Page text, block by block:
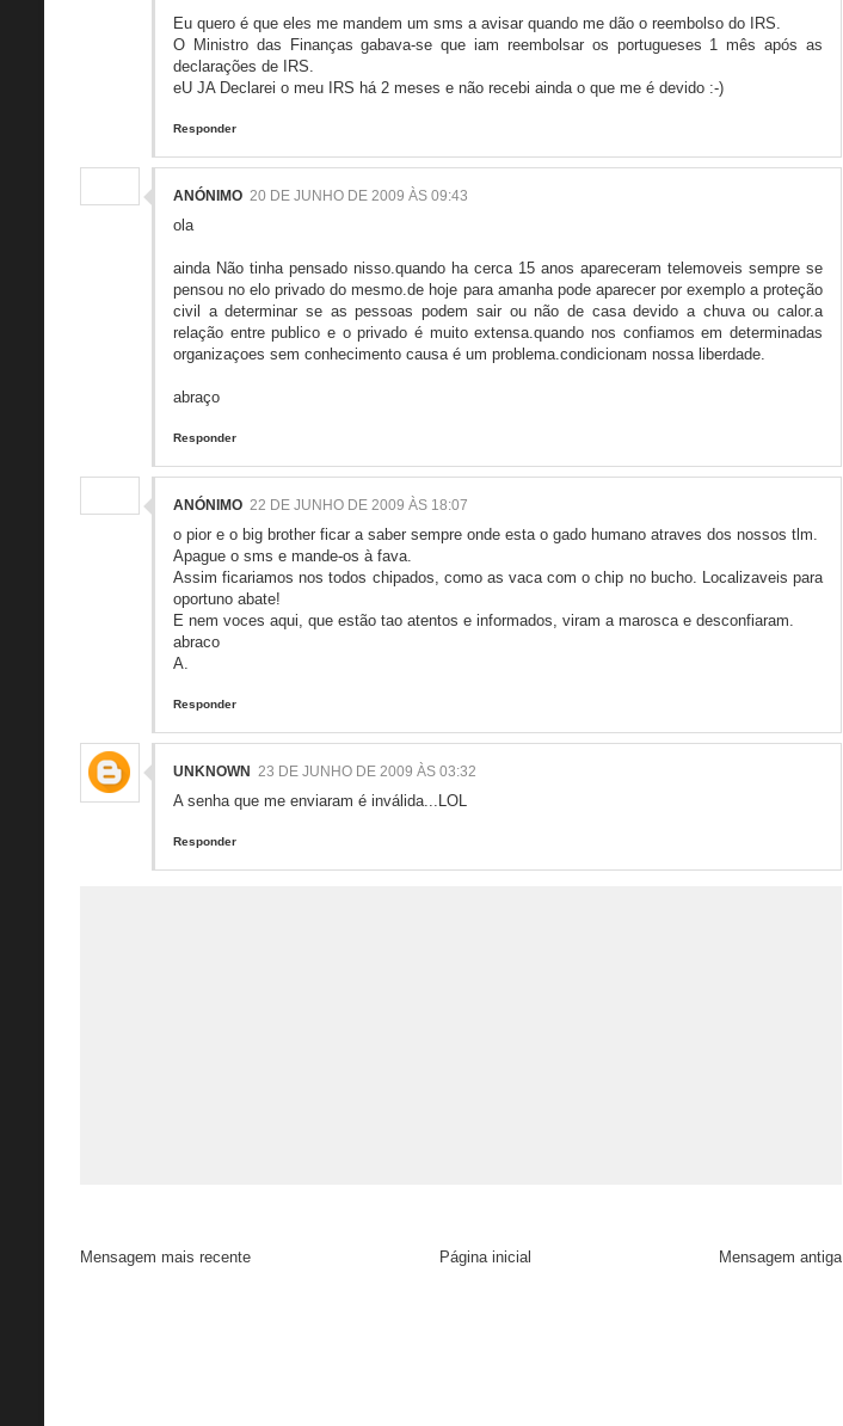
Eu quero é que eles me mandem um sms a avisar quando me dão o reembolso do IRS.
O Ministro das Finanças gabava-se que iam reembolsar os portugueses 1 mês após as
declarações de IRS.
eU JA Declarei o meu IRS há 2 meses e não recebi ainda o que me é devido :-)
Responder
ANÓNIMO 20 DE JUNHO DE 2009 ÀS 09:43
ola
ainda Não tinha pensado nisso.quando ha cerca 15 anos apareceram telemoveis sempre se
pensou no elo privado do mesmo.de hoje para amanha pode aparecer por exemplo a proteção
civil a determinar se as pessoas podem sair ou não de casa devido a chuva ou calor.a
relação entre publico e o privado é muito extensa.quando nos confiamos em determinadas
organizaçoes sem conhecimento causa é um problema.condicionam nossa liberdade.
abraço
Responder
ANÓNIMO 22 DE JUNHO DE 2009 ÀS 18:07
o pior e o big brother ficar a saber sempre onde esta o gado humano atraves dos nossos tlm.
Apague o sms e mande-os à fava.
Assim ficariamos nos todos chipados, como as vaca com o chip no bucho. Localizaveis para
oportuno abate!
E nem voces aqui, que estão tao atentos e informados, viram a marosca e desconfiaram.
abraco
A.
Responder
UNKNOWN 23 DE JUNHO DE 2009 ÀS 03:32
A senha que me enviaram é inválida...LOL
Responder
Mensagem mais recente Mensagem antiga
Página inicial